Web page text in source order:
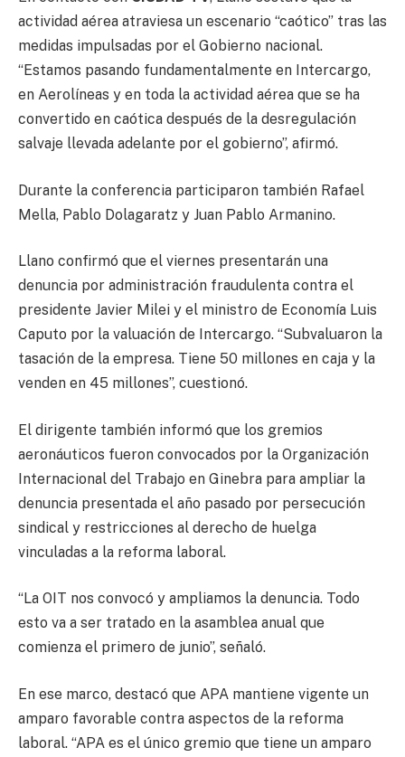
actividad aérea atraviesa un escenario “caótico” tras las
medidas impulsadas por el Gobierno nacional.
“Estamos pasando fundamentalmente en Intercargo,
en Aerolíneas y en toda la actividad aérea que se ha
convertido en caótica después de la desregulación
salvaje llevada adelante por el gobierno”, afirmó.
Durante la conferencia participaron también Rafael
Mella, Pablo Dolagaratz y Juan Pablo Armanino.
Llano confirmó que el viernes presentarán una
denuncia por administración fraudulenta contra el
presidente Javier Milei y el ministro de Economía Luis
Caputo por la valuación de Intercargo. “Subvaluaron la
tasación de la empresa. Tiene 50 millones en caja y la
venden en 45 millones”, cuestionó.
El dirigente también informó que los gremios
aeronáuticos fueron convocados por la Organización
Internacional del Trabajo en Ginebra para ampliar la
denuncia presentada el año pasado por persecución
sindical y restricciones al derecho de huelga
vinculadas a la reforma laboral.
“La OIT nos convocó y ampliamos la denuncia. Todo
esto va a ser tratado en la asamblea anual que
comienza el primero de junio”, señaló.
En ese marco, destacó que APA mantiene vigente un
amparo favorable contra aspectos de la reforma
laboral. “APA es el único gremio que tiene un amparo